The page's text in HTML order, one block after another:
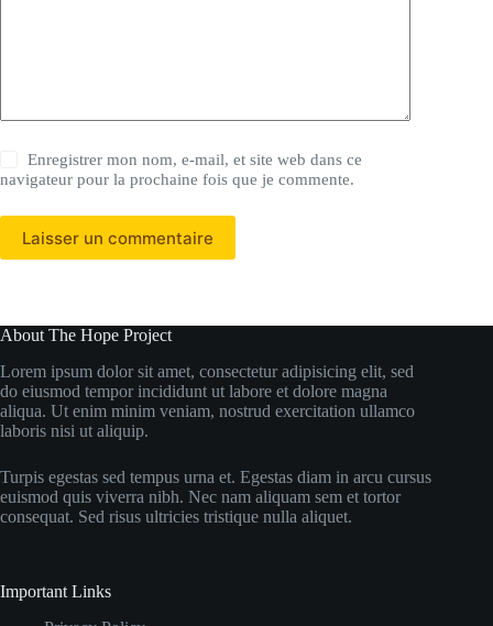
Enregistrer mon nom, e-mail, et site web dans ce
navigateur pour la prochaine fois que je commente.
Laisser un commentaire
About The Hope Project
Lorem ipsum dolor sit amet, consectetur adipisicing elit, sed
do eiusmod tempor incididunt ut labore et dolore magna
aliqua. Ut enim minim veniam, nostrud exercitation ullamco
laboris nisi ut aliquip.
Turpis egestas sed tempus urna et. Egestas diam in arcu cursus
euismod quis viverra nibh. Nec nam aliquam sem et tortor
consequat. Sed risus ultricies tristique nulla aliquet.
Important Links